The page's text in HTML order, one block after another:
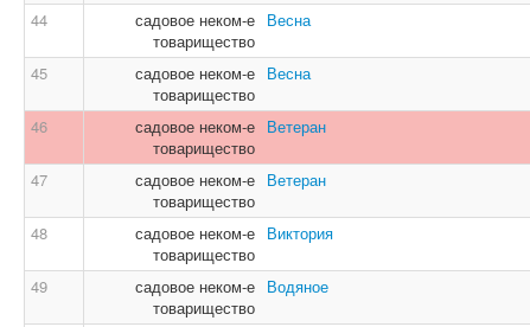
44
садовое неком-е
товарищество
Весна
45
садовое неком-е
товарищество
Весна
46
садовое неком-е
товарищество
Ветеран
47
садовое неком-е
товарищество
Ветеран
48
садовое неком-е
товарищество
Виктория
49
садовое неком-е
товарищество
Водяное